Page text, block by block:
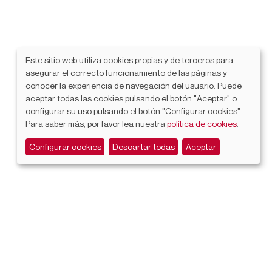
Este sitio web utiliza cookies propias y de terceros para
asegurar el correcto funcionamiento de las páginas y
conocer la experiencia de navegación del usuario. Puede
aceptar todas las cookies pulsando el botón "Aceptar" o
configurar su uso pulsando el botón "Configurar cookies".
Para saber más, por favor lea nuestra política de cookies
Configurar cookies Descartar todas Aceptar